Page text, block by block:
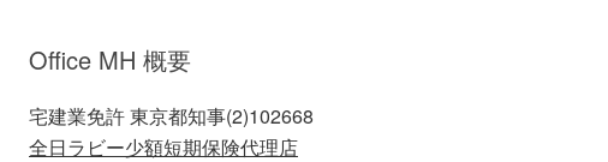
Office MH 概要
宅建業免許 東京都知事(2)102668
全日ラビー少額短期保険代理店